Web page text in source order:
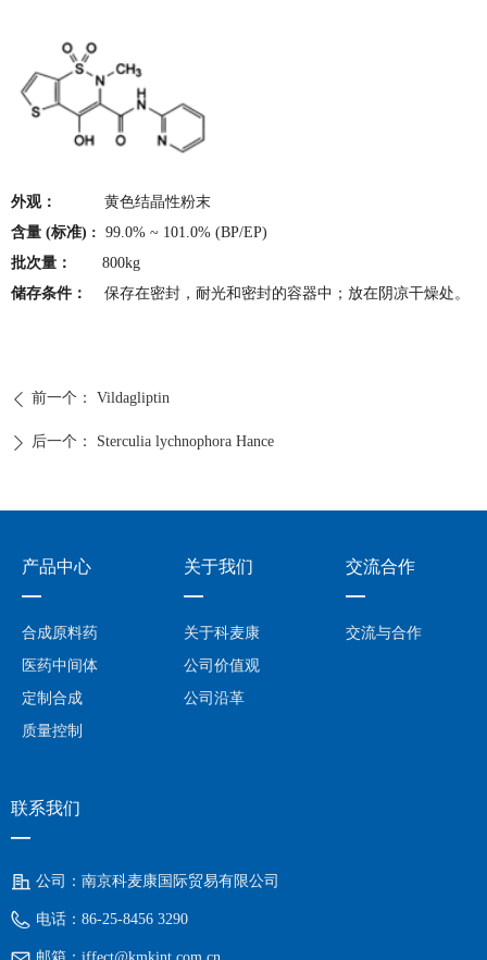
ꄴ 前一个： Vildagliptin
ꄲ 后一个： Sterculia lychnophora Hance
外观： 黄色结晶性粉末
含量 (标准) : 99.0% ~ 101.0% (BP/EP)
批次量： 800kg
储存条件： 保存在密封，耐光和密封的容器中；放在阴凉干燥处。
联系我们
—
公司： 南京科麦康国际贸易有限公司
电话： 86-25-8456 3290
合成原料药
医药中间体
定制合成
质量控制
产品中心
—
关于科麦康
公司价值观
公司沿革
关于我们
—
交流合作
—
交流与合作